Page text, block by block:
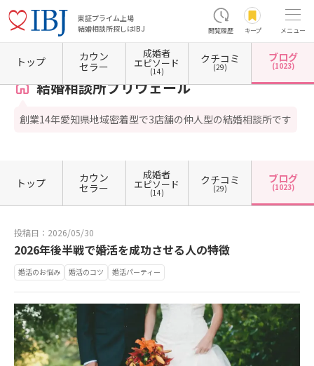
東証プライム上場
結婚相談所探しはIBJ
閲覧履歴 キープ メニュー
ホーム 愛知県の結婚相談所 愛知県名古屋市 愛知県名古屋市中村区 愛知県名古屋市
結婚相談所プリヴェール
創業14年愛知県地域密着型で3店舗の仲人型の結婚相談所です
トップ カウン
セラー
成婚者
エピソード
(14)
クチコミ
(29)
ブログ
(1023)
トップ カウン
セラー
成婚者
エピソード
(14)
クチコミ
(29)
ブログ
(1023)
投稿日：2026/05/30
2026年後半戦で婚活を成功させる人の特徴
婚活のお悩み 婚活のコツ 婚活パーティー